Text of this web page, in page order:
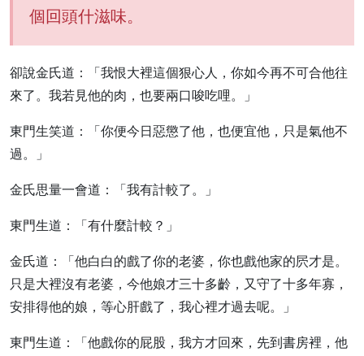
個回頭什滋味。
卻說金氏道：「我恨大裡這個狠心人，你如今再不可合他往
來了。我若見他的肉，也要兩口唆吃哩。」
東門生笑道：「你便今日惡懲了他，也便宜他，只是氣他不
過。」
金氏思量一會道：「我有計較了。」
東門生道：「有什麼計較？」
金氏道：「他白白的戲了你的老婆，你也戲他家的屄才是。
只是大裡沒有老婆，今他娘才三十多齡，又守了十多年寡，
安排得他的娘，等心肝戲了，我心裡才過去呢。」
東門生道：「他戲你的屁股，我方才回來，先到書房裡，他